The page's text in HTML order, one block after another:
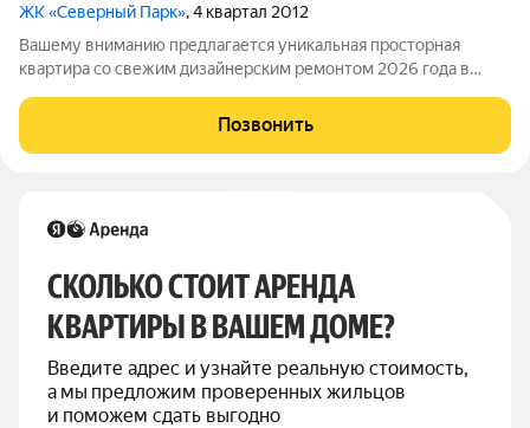
ЖК «Северный Парк», 4 квартал 2012
Вашему вниманию предлагается уникальная просторная
квартира со свежим дизайнерским ремонтом 2026 года в
живописном экологически чистом районе Москвы. Сдается
впервые после ремонта. Планировкой
Позвонить
СКОЛЬКО СТОИТ АРЕНДА
КВАРТИРЫ В ВАШЕМ ДОМЕ?
Введите адрес и узнайте реальную стоимость,
а мы предложим проверенных жильцов
и поможем сдать выгодно